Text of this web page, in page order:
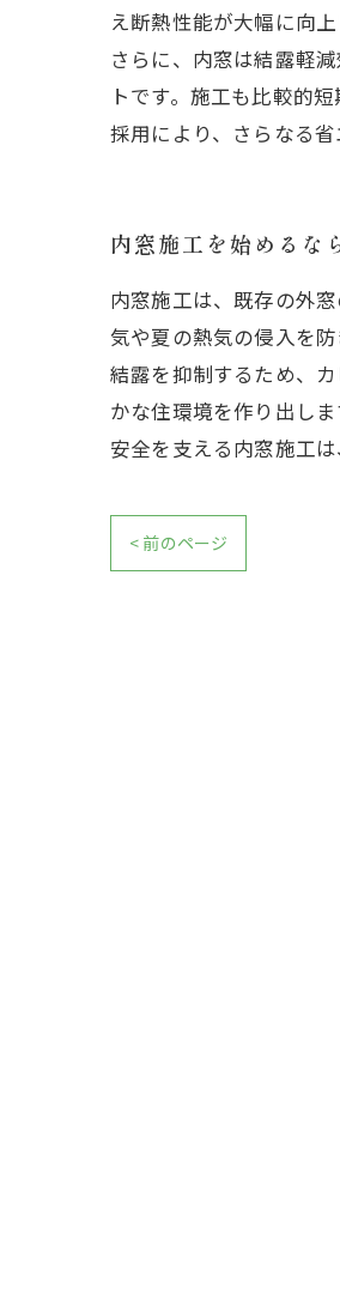
え断熱性能が大幅に向
さらに、内窓は結露軽
トです。施工も比較的
採用により、さらなる
内窓施工を始めるな
内窓施工は、既存の外
気や夏の熱気の侵入を
結露を抑制するため、
かな住環境を作り出し
安全を支える内窓施工
< 前のページ